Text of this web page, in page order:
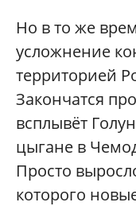
Но в то же
усложнение
территорией
Закончатся
всплывёт
цыгане в
Просто
которого